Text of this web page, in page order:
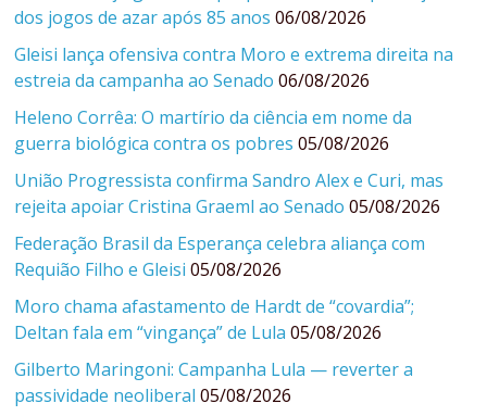
dos jogos de azar após 85 anos 06/08/2026
Gleisi lança ofensiva contra Moro e extrema direita na
estreia da campanha ao Senado 06/08/2026
Heleno Corrêa: O martírio da ciência em nome da
guerra biológica contra os pobres 05/08/2026
União Progressista confirma Sandro Alex e Curi, mas
rejeita apoiar Cristina Graeml ao Senado 05/08/2026
Federação Brasil da Esperança celebra aliança com
Requião Filho e Gleisi 05/08/2026
Moro chama afastamento de Hardt de “covardia”;
Deltan fala em “vingança” de Lula 05/08/2026
Gilberto Maringoni: Campanha Lula — reverter a
passividade neoliberal 05/08/2026